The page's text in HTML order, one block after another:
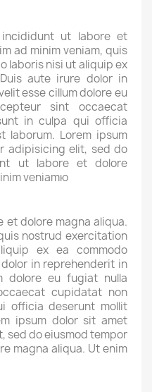
ut labore et
ad minim veniam, quis
laboris nisi ut aliquip ex
aute irure dolor in
esse cillum dolore eu
sint occaecat
in culpa qui officia
laborum. Lorem ipsum
adipisicing elit, sed do
ut labore et dolore
veniamю
et dolore magna aliqua.
nostrud exercitation
ex ea commodo
in reprehenderit in
dolore eu fugiat nulla
cupidatat non
officia deserunt mollit
ipsum dolor sit amet
sed do eiusmod tempor
magna aliqua. Ut enim